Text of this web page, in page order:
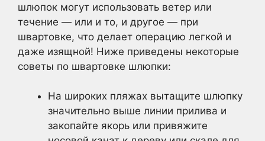
шлюпок могут использовать ветер или
течение — или и то, и другое — при
швартовке, что делает операцию легкой и
даже изящной! Ниже приведены некоторые
советы по швартовке шлюпки:
На широких пляжах вытащите шлюпку
значительно выше линии прилива и
закопайте якорь или привяжите